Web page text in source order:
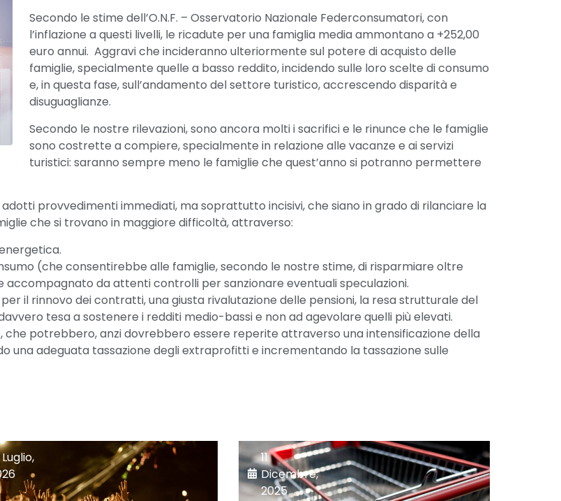
Secondo le stime dell’O.N.F. – Osservatorio Nazionale Federconsumatori, con
l’inflazione a questi livelli, le ricadute per una famiglia media ammontano a +252,00
euro annui. Aggravi che incideranno ulteriormente sul potere di acquisto delle
famiglie, specialmente quelle a basso reddito, incidendo sulle loro scelte di consumo
e, in questa fase, sull’andamento del settore turistico, accrescendo disparità e
disuguaglianze.
Secondo le nostre rilevazioni, sono ancora molti i sacrifici e le rinunce che le famiglie
sono costrette a compiere, specialmente in relazione alle vacanze e ai servizi
turistici: saranno sempre meno le famiglie che quest’anno si potranno permettere
provvedimenti immediati, ma soprattutto incisivi, che siano in grado di rilanciare la
che si trovano in maggiore difficoltà, attraverso:
(che consentirebbe alle famiglie, secondo le nostre stime, di risparmiare oltre
accompagnato da attenti controlli per sanzionare eventuali speculazioni.
il rinnovo dei contratti, una giusta rivalutazione delle pensioni, la resa strutturale del
tesa a sostenere i redditi medio-bassi e non ad agevolare quelli più elevati.
che potrebbero, anzi dovrebbero essere reperite attraverso una intensificazione della
una adeguata tassazione degli extraprofitti e incrementando la tassazione sulle
Luglio,
11
Dicembre,
2025